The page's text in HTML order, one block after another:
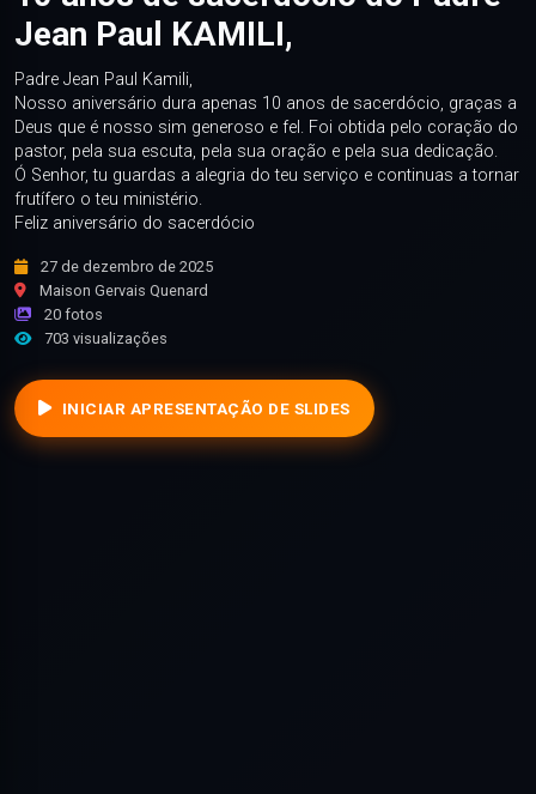
Jean Paul KAMILI,
Padre Jean Paul Kamili,
Nosso aniversário dura apenas 10 anos de sacerdócio, graças a
Deus que é nosso sim generoso e fel. Foi obtida pelo coração do
pastor, pela sua escuta, pela sua oração e pela sua dedicação.
Ó Senhor, tu guardas a alegria do teu serviço e continuas a tornar
frutífero o teu ministério.
Feliz aniversário do sacerdócio
27 de dezembro de 2025
Maison Gervais Quenard
20 fotos
703 visualizações
INICIAR APRESENTAÇÃO DE SLIDES